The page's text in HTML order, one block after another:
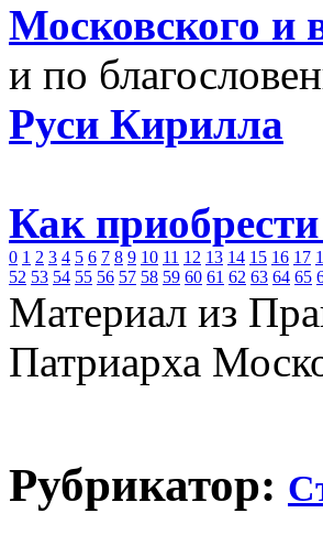
Московского и
и по
Руси Кирилла
Как
0 1 2 3 4 5 6 7 8 9 10 11 12 13 14 15 16 17
52 53 54 55 56 57 58 59 60 61 62 63 64 65
Материал из
Патриарха
Рубрикатор: